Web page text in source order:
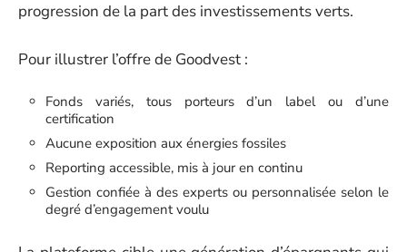
progression de la part des investissements verts.
Pour illustrer l’offre de Goodvest :
Fonds variés, tous porteurs d’un label ou d’une
certification
Aucune exposition aux énergies fossiles
Reporting accessible, mis à jour en continu
Gestion confiée à des experts ou personnalisée selon le
degré d’engagement voulu